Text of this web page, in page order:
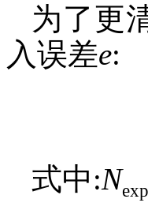
为了更
入误差e:
式中:Nexp